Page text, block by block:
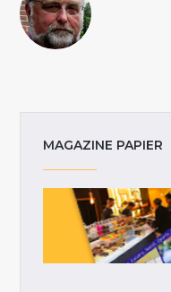
MAGAZINE PAPIER